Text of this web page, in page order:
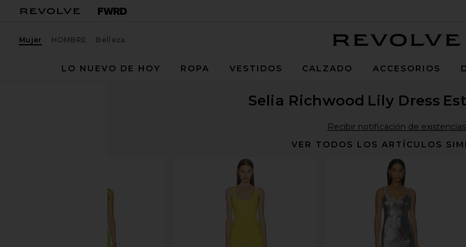
Mujer HOMBRE Belleza
LO NUEVO DE HOY
ROPA VESTIDOS CALZADO ACCESORIOS
Selia Richwood Lily Dress
Recibir notificación de existencias
VER TODOS LOS ARTÍCULOS